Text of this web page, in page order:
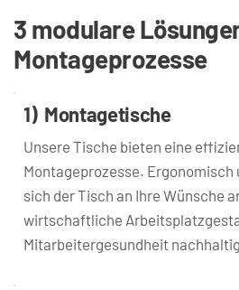
3 modulare
Montageprozesse
1)  Montagetische
Unsere Tische bieten eine
Montageprozesse.
sich der Tisch an Ihre Wünsche
wirtschaftliche
Mitarbeitergesundheit